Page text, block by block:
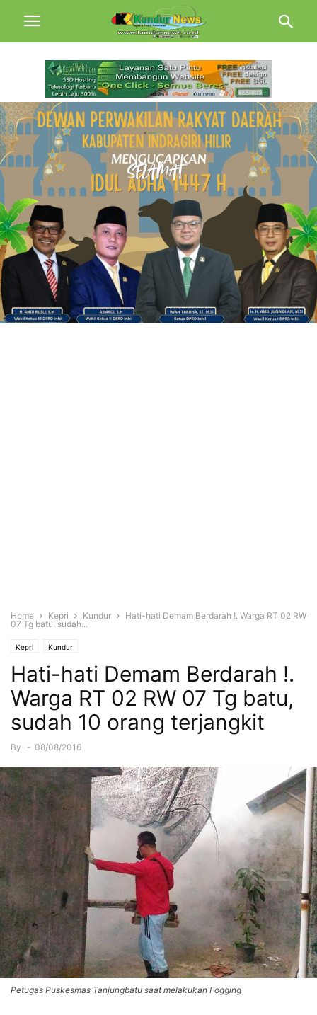
Home Kepri Kundur
Hati-hati Demam Berdarah !. Warga RT 02 RW
07 Tg batu, sudah...
Kepri Kundur
Hati-hati Demam Berdarah !.
Warga RT 02 RW 07 Tg batu,
sudah 10 orang terjangkit
By - 08/08/2016
Petugas Puskesmas Tanjungbatu saat melakukan Fogging